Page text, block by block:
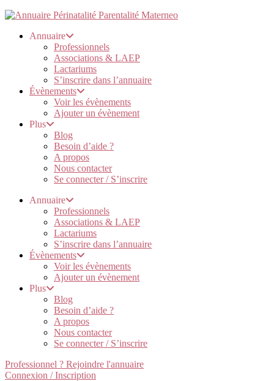
Annuaire
Professionnels
Associations & LAEP
Lactariums
S’inscrire dans l’annuaire
Évènements
Voir les évènements
Ajouter un évènement
Plus
Blog
Besoin d’aide ?
A propos
Nous contacter
Se connecter / S’inscrire
Annuaire
Professionnels
Associations & LAEP
Lactariums
S’inscrire dans l’annuaire
Évènements
Voir les évènements
Ajouter un évènement
Plus
Blog
Besoin d’aide ?
A propos
Nous contacter
Se connecter / S’inscrire
Professionnel ? Rejoindre l'annuaire
Connexion / Inscription